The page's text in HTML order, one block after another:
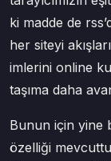
ki madde de
her siteyi
imlerini online
taşıma daha
Bunun için yine
özelliği